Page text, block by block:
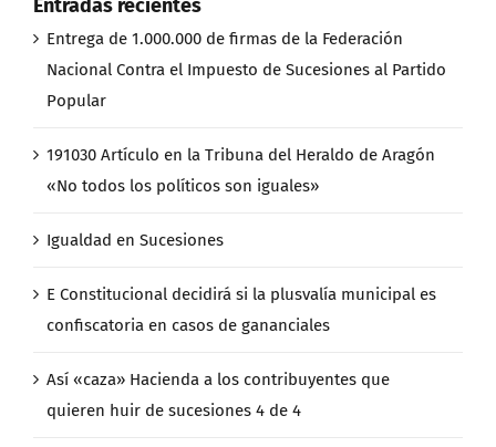
Entradas recientes
Entrega de 1.000.000 de firmas de la Federación
Nacional Contra el Impuesto de Sucesiones al Partido
Popular
191030 Artículo en la Tribuna del Heraldo de Aragón
«No todos los políticos son iguales»
Igualdad en Sucesiones
E Constitucional decidirá si la plusvalía municipal es
confiscatoria en casos de gananciales
Así «caza» Hacienda a los contribuyentes que
quieren huir de sucesiones 4 de 4